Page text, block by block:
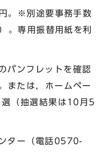
。※別途要事務手数
。専用振替用紙を利
パンフレットを確認
または，ホームペー
（抽選結果は10月5
ター（電話0570-